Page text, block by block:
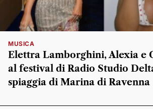
MUSICA
Elettra Lamborghini, Alexia e
al festival di Radio Studio
spiaggia di Marina di Ravenna